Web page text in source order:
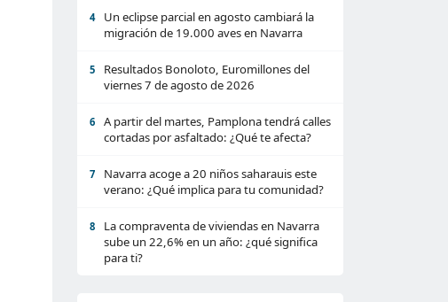
4
Un eclipse parcial en agosto cambiará la
migración de 19.000 aves en Navarra
5
Resultados Bonoloto, Euromillones del
viernes 7 de agosto de 2026
6
A partir del martes, Pamplona tendrá calles
cortadas por asfaltado: ¿Qué te afecta?
7
Navarra acoge a 20 niños saharauis este
verano: ¿Qué implica para tu comunidad?
8
La compraventa de viviendas en Navarra
sube un 22,6% en un año: ¿qué significa
para ti?